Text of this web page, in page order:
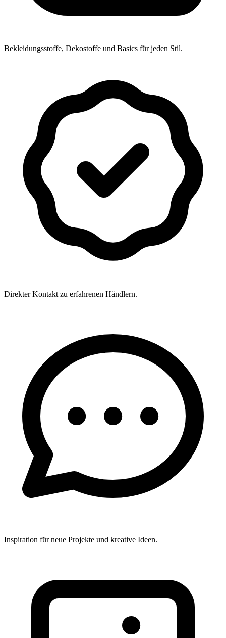
Bekleidungsstoffe, Dekostoffe und Basics für jeden Stil.
Direkter Kontakt zu erfahrenen Händlern.
Inspiration für neue Projekte und kreative Ideen.